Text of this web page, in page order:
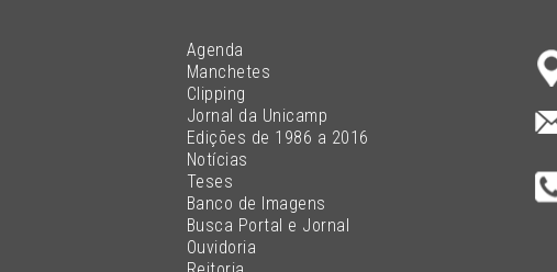
Agenda
Manchetes
Clipping
Jornal da Unicamp
Edições de 1986 a 2016
Notícias
Teses
Banco de Imagens
Busca Portal e Jornal
Ouvidoria